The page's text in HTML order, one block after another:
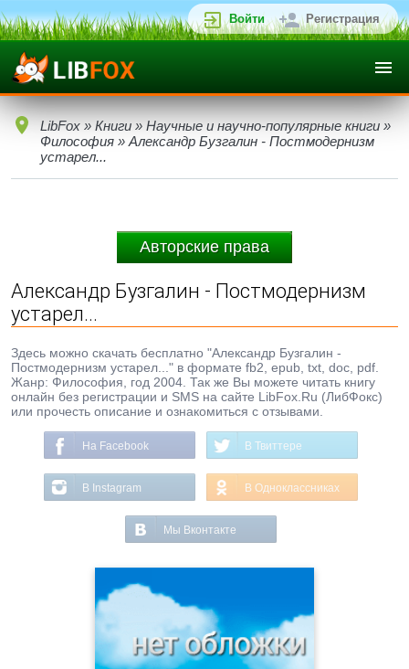
Войти Регистрация
LibFox » Книги » Научные и научно-популярные книги »
Философия » Александр Бузгалин - Постмодернизм
устарел...
Авторские права
Александр Бузгалин - Постмодернизм
устарел...
Здесь можно скачать бесплатно "Александр Бузгалин -
Постмодернизм устарел..." в формате fb2, epub, txt, doc, pdf.
Жанр: Философия, год 2004. Так же Вы можете читать книгу
онлайн без регистрации и SMS на сайте LibFox.Ru (ЛибФокс)
или прочесть описание и ознакомиться с отзывами.
На Facebook В Твиттере
В Instagram В Одноклассниках
Мы Вконтакте